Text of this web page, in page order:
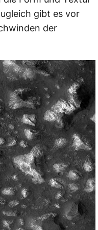
gibt es vor
der